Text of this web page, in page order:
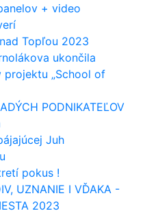
+ video
Topľou 2023
ukončila
„School of
PODNIKATEĽOV
Juh
pokus !
UZNANIE I VĎAKA -
2023